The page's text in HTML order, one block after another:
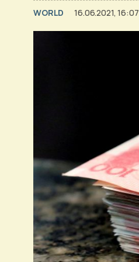
WORLD 16.06.2021, 16:07